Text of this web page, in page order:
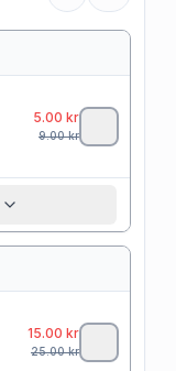
5.00 kr
9.00kr
15.00 kr
25.00kr